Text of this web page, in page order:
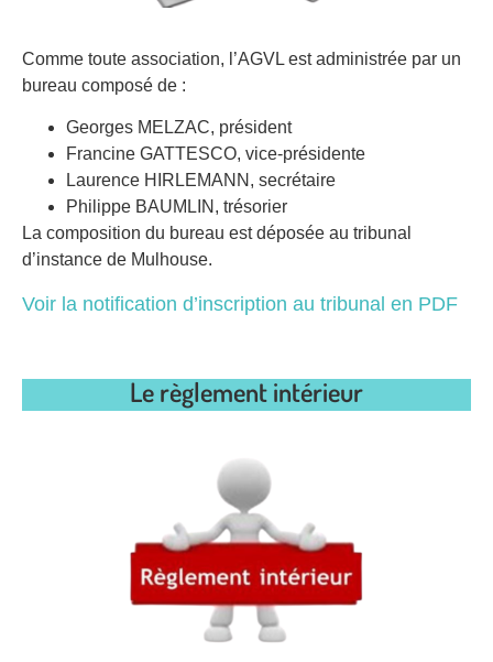
Comme toute association, l’AGVL est administrée par un
bureau composé de :
Georges MELZAC, président
Francine GATTESCO, vice-présidente
Laurence HIRLEMANN, secrétaire
Philippe BAUMLIN, trésorier
La composition du bureau est déposée au tribunal
d’instance de Mulhouse.
Voir la notification d’inscription au tribunal en PDF
Le règlement intérieur